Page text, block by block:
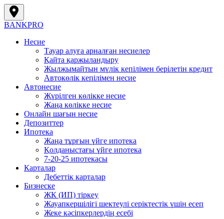
BANKPRO
Несие
Тауар алуға арналған несиелер
Қайта қаржыландыру
Жылжымайтын мүлік кепілімен берілетін кредит
Автокөлік кепілімен несие
Автонесие
Жүрілген көлікке несие
Жаңа көлікке несие
Онлайн шағын несие
Депозиттер
Ипотека
Жаңа тұрғын үйге ипотека
Қолданыстағы үйге ипотека
7-20-25 ипотекасы
Карталар
Дебеттік карталар
Бизнеске
ЖК (ИП) тіркеу
Жауапкершілігі шектеулі серіктестік үшін есеп
Жеке кәсіпкерлердің есебі